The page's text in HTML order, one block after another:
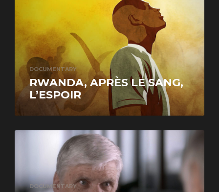
DOCUMENTARY
RWANDA, APRÈS LE SANG,
L’ESPOIR
DOCUMENTARY